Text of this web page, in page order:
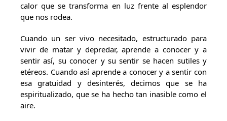
calor que se transforma en luz frente al esplendor
que nos rodea.
Cuando un ser vivo necesitado, estructurado para
vivir de matar y depredar, aprende a conocer y a
sentir así, su conocer y su sentir se hacen sutiles y
etéreos. Cuando así aprende a conocer y a sentir con
esa gratuidad y desinterés, decimos que se ha
espiritualizado, que se ha hecho tan inasible como el
aire.